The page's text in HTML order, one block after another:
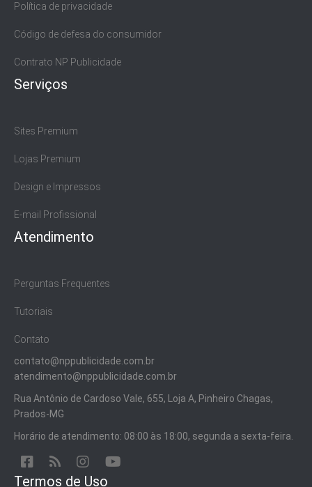
Política de privacidade
Código de defesa do consumidor
Contrato NP Publicidade
Serviços
Sites Premium
Lojas Premium
Design e Impressos
E-mail Profissional
Atendimento
Perguntas Frequentes
Tutoriais
Contato
contato@nppublicidade.com.br
atendimento@nppublicidade.com.br
Rua Antônio de Cardoso Vale, 655, Loja A, Pinheiro Chagas,
Prados-MG
Horário de atendimento: 08:00 às 18:00, segunda a sexta-feira.
Termos de Uso